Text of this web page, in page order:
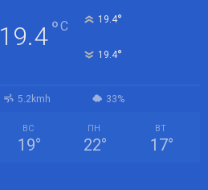
19.4°C 19.4°
19.4°
5.2kmh 33%
ВС
19°
ПН
22°
ВТ
17°